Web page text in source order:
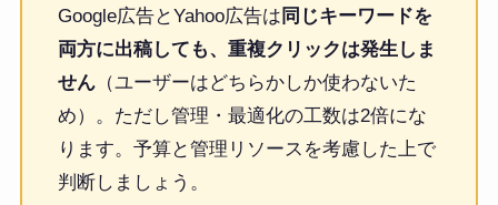
Google広告とYahoo広告は 同じキーワードを
両方に出稿しても、重複クリックは発生しま
せん（ユーザーはどちらかしか使わないた
め）。ただし管理・最適化の工数は2倍にな
ります。予算と管理リソースを考慮した上で
判断しましょう。